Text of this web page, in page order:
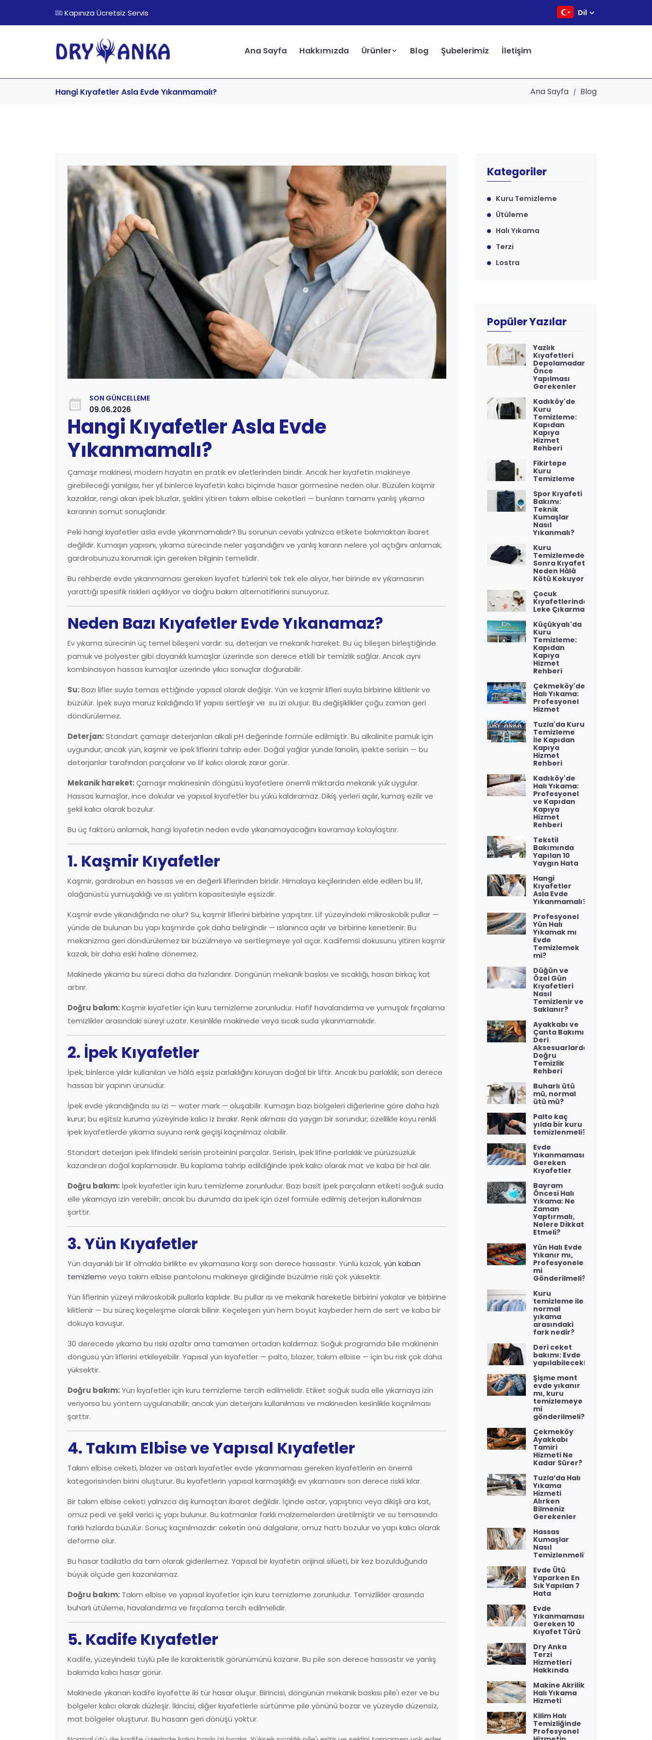
Kapınıza Ücretsiz Servis Dil
Ana Sayfa Hakkımızda Ürünler Blog Şubelerimiz İletişim
Hangi Kıyafetler Asla Evde Yıkanmamalı? Ana Sayfa Blog
SON GÜNCELLEME
09.06.2026
Hangi Kıyafetler Asla Evde
Yıkanmamalı?
Çamaşır makinesi, modern hayatın en pratik ev aletlerinden biridir. Ancak her kıyafetin makineye
girebileceği yanılgısı, her yıl binlerce kıyafetin kalıcı biçimde hasar görmesine neden olur. Büzülen kaşmir
kazaklar, rengi akan ipek bluzlar, şeklini yitiren takım elbise ceketleri — bunların tamamı yanlış yıkama
kararının somut sonuçlarıdır.
Peki hangi kıyafetler asla evde yıkanmamalıdır? Bu sorunun cevabı yalnızca etikete bakmaktan ibaret
değildir. Kumaşın yapısını, yıkama sürecinde neler yaşandığını ve yanlış kararın nelere yol açtığını anlamak,
gardırobunuzu korumak için gereken bilginin temelidir.
Bu rehberde evde yıkanmaması gereken kıyafet türlerini tek tek ele alıyor, her birinde ev yıkamasının
yarattığı spesifik riskleri açıklıyor ve doğru bakım alternatiflerini sunuyoruz.
Neden Bazı Kıyafetler Evde Yıkanamaz?
Ev yıkama sürecinin üç temel bileşeni vardır: su, deterjan ve mekanik hareket. Bu üç bileşen birleştiğinde
pamuk ve polyester gibi dayanıklı kumaşlar üzerinde son derece etkili bir temizlik sağlar. Ancak aynı
kombinasyon hassas kumaşlar üzerinde yıkıcı sonuçlar doğurabilir.
Su:Bazı lifler suyla temas ettiğinde yapısal olarak değişir. Yün ve kaşmir lifleri suyla birbirine kilitlenir ve
büzülür. İpek suya maruz kaldığında lif yapısı sertleşir ve su izi oluşur. Bu değişiklikler çoğu zaman geri
döndürülemez.
Deterjan:Standart çamaşır deterjanları alkali pH değerinde formüle edilmiştir. Bu alkalinite pamuk için
uygundur; ancak yün, kaşmir ve ipek liflerini tahrip eder. Doğal yağlar yünde lanolin, ipekte serisin — bu
deterjanlar tarafından parçalanır ve lif kalıcı olarak zarar görür.
Mekanik hareket:Çamaşır makinesinin döngüsü kıyafetlere önemli miktarda mekanik yük uygular.
Hassas kumaşlar, ince dokular ve yapısal kıyafetler bu yükü kaldıramaz. Dikiş yerleri açılır, kumaş ezilir ve
şekil kalıcı olarak bozulur.
Bu üç faktörü anlamak, hangi kıyafetin neden evde yıkanamayacağını kavramayı kolaylaştırır.
1. Kaşmir Kıyafetler
Kaşmir, gardırobun en hassas ve en değerli liflerinden biridir. Himalaya keçilerinden elde edilen bu lif,
olağanüstü yumuşaklığı ve ısı yalıtım kapasitesiyle eşsizdir.
Kaşmir evde yıkandığında ne olur? Su, kaşmir liflerini birbirine yapıştırır. Lif yüzeyindeki mikroskobik pullar —
yünde de bulunan bu yapı kaşmirde çok daha belirgindir — ıslanınca açılır ve birbirine kenetlenir. Bu
mekanizma geri döndürülemez bir büzülmeye ve sertleşmeye yol açar. Kadifemsi dokusunu yitiren kaşmir
kazak, bir daha eski haline dönemez.
Makinede yıkama bu süreci daha da hızlandırır. Döngünün mekanik baskısı ve sıcaklığı, hasarı birkaç kat
artırır.
Doğru bakım:Kaşmir kıyafetler için kuru temizleme zorunludur. Hafif havalandırma ve yumuşak fırçalama
temizlikler arasındaki süreyi uzatır. Kesinlikle makinede veya sıcak suda yıkanmamalıdır.
2. İpek Kıyafetler
İpek, binlerce yıldır kullanılan ve hâlâ eşsiz parlaklığını koruyan doğal bir liftir. Ancak bu parlaklık, son derece
hassas bir yapının ürünüdür.
İpek evde yıkandığında su izi — water mark — oluşabilir. Kumaşın bazı bölgeleri diğerlerine göre daha hızlı
kurur; bu eşitsiz kuruma yüzeyinde kalıcı iz bırakır. Renk akması da yaygın bir sorundur; özellikle koyu renkli
ipek kıyafetlerde yıkama suyuna renk geçişi kaçınılmaz olabilir.
Standart deterjan ipek lifindeki serisin proteinini parçalar. Serisin, ipek lifine parlaklık ve pürüzsüzlük
kazandıran doğal kaplamasıdır. Bu kaplama tahrip edildiğinde ipek kalıcı olarak mat ve kaba bir hal alır.
Doğru bakım: İpek kıyafetler için kuru temizleme zorunludur. Bazı basit ipek parçaların etiketi soğuk suda
elle yıkamaya izin verebilir; ancak bu durumda da ipek için özel formüle edilmiş deterjan kullanılması
şarttır.
3. Yün Kıyafetler
Yün dayanıklı bir lif olmakla birlikte ev yıkamasına karşı son derece hassastır. Yünlü kazak,yün kaban
temizleme veya takım elbise pantolonu makineye girdiğinde büzülme riski çok yüksektir.
Yün liflerinin yüzeyi mikroskobik pullarla kaplıdır. Bu pullar ısı ve mekanik hareketle birbirini yakalar ve birbirine
kilitlenir — bu süreç keçeleşme olarak bilinir. Keçeleşen yün hem boyut kaybeder hem de sert ve kaba bir
dokuya kavuşur.
30 derecede yıkama bu riski azaltır ama tamamen ortadan kaldırmaz. Soğuk programda bile makinenin
döngüsü yün liflerini etkileyebilir. Yapısal yün kıyafetler — palto, blazer, takım elbise — için bu risk çok daha
yüksektir.
Doğru bakım:Yün kıyafetler için kuru temizleme tercih edilmelidir. Etiket soğuk suda elle yıkamaya izin
veriyorsa bu yöntem uygulanabilir; ancak yün deterjanı kullanılması ve makineden kesinlikle kaçınılması
şarttır.
4. Takım Elbise ve Yapısal Kıyafetler
Takım elbise ceketi, blazer ve astarlı kıyafetler evde yıkanmaması gereken kıyafetlerin en önemli
kategorisinden birini oluşturur. Bu kıyafetlerin yapısal karmaşıklığı ev yıkamasını son derece riskli kılar.
Bir takım elbise ceketi yalnızca dış kumaştan ibaret değildir. İçinde astar, yapıştırıcı veya dikişli ara kat,
omuz pedi ve şekil verici iç yapı bulunur. Bu katmanlar farklı malzemelerden üretilmiştir ve su temasında
farklı hızlarda büzülür. Sonuç kaçınılmazdır: ceketin önü dalgalanır, omuz hattı bozulur ve yapı kalıcı olarak
deforme olur.
Bu hasar tadilatla da tam olarak giderilemez. Yapısal bir kıyafetin orijinal silüeti, bir kez bozulduğunda
büyük ölçüde geri kazanılamaz.
Doğru bakım: Takım elbise ve yapısal kıyafetler için kuru temizleme zorunludur. Temizlikler arasında
buharlı ütüleme, havalandırma ve fırçalama tercih edilmelidir.
5. Kadife Kıyafetler
Kadife, yüzeyindeki tüylü pile ile karakteristik görünümünü kazanır. Bu pile son derece hassastır ve yanlış
bakımda kalıcı hasar görür.
Makinede yıkanan kadife kıyafette iki tür hasar oluşur. Birincisi, döngünün mekanik baskısı pile'ı ezer ve bu
bölgeler kalıcı olarak düzleşir. İkincisi, diğer kıyafetlerle sürtünme pile yönünü bozar ve yüzeyde düzensiz,
mat bölgeler oluşturur. Bu hasarın geri dönüşü yoktur.
Kategoriler
Kuru Temizleme
Ütüleme
Halı Yıkama
Terzi
Lostra
Popüler Yazılar
Yazlık
Kıyafetleri
Depolamadan
Önce
Yapılması
Gerekenler
Kadıköy'de
Kuru
Temizleme:
Kapıdan
Kapıya
Hizmet
Rehberi
Fikirtepe
Kuru
Temizleme
Spor Kıyafeti
Bakımı:
Teknik
Kumaşlar
Nasıl
Yıkanmalı?
Kuru
Temizlemeden
Sonra Kıyafet
Neden Hâlâ
Kötü Kokuyor?
Çocuk
Kıyafetlerinde
Leke Çıkarma
Küçükyalı'da
Kuru
Temizleme:
Kapıdan
Kapıya
Hizmet
Rehberi
Çekmeköy'de
Halı Yıkama:
Profesyonel
Hizmet
Tuzla'da Kuru
Temizleme
İle Kapıdan
Kapıya
Hizmet
Rehberi
Kadıköy'de
Halı Yıkama:
Profesyonel
ve Kapıdan
Kapıya
Hizmet
Rehberi
Tekstil
Bakımında
Yapılan 10
Yaygın Hata
Hangi
Kıyafetler
Asla Evde
Yıkanmamalı?
Profesyonel
Yün Halı
Yıkamak mı
Evde
Temizlemek
mi?
Düğün ve
Özel Gün
Kıyafetleri
Nasıl
Temizlenir ve
Saklanır?
Ayakkabı ve
Çanta Bakımı:
Deri
Aksesuarlarda
Doğru
Temizlik
Rehberi
Buharlı ütü
mü, normal
ütü mü?
Palto kaç
yılda bir kuru
temizlenmeli?
Evde
Yıkanmaması
Gereken
Kıyafetler
Bayram
Öncesi Halı
Yıkama: Ne
Zaman
Yaptırmalı,
Nelere Dikkat
Etmeli?
Yün Halı Evde
Yıkanır mı,
Profesyonele
mi
Gönderilmeli?
Kuru
temizleme ile
normal
yıkama
arasındaki
fark nedir?
Deri ceket
bakımı: Evde
yapılabilecekler
Şişme mont
evde yıkanır
mı, kuru
temizlemeye
mi
gönderilmeli?
Çekmeköy
Ayakkabı
Tamiri
Hizmeti Ne
Kadar Sürer?
Tuzla’da Halı
Yıkama
Hizmeti
Alırken
Bilmeniz
Gerekenler
Hassas
Kumaşlar
Nasıl
Temizlenmeli?
Evde Ütü
Yaparken En
Sık Yapılan 7
Hata
Evde
Yıkanmaması
Gereken 10
Kıyafet Türü
Dry Anka
Terzi
Hizmetleri
Hakkında
Makine Akrilik
Halı Yıkama
Hizmeti
Kilim Halı
Temizliğinde
Profesyonel